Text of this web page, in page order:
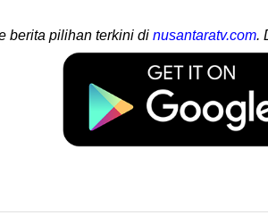
berita pilihan terkini di nusantaratv.com.